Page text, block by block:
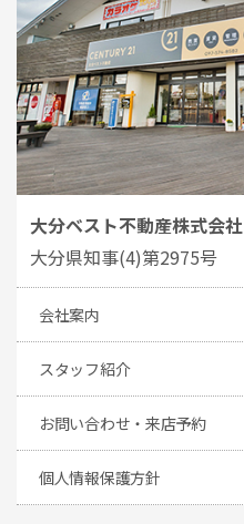
大分ベスト不動産株式会社
大分県知事(4)第2975号
会社案内
スタッフ紹介
お問い合わせ・来店予約
個人情報保護方針